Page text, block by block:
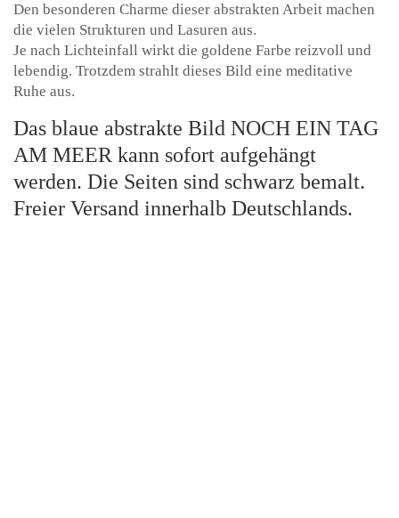
Den besonderen Charme dieser abstrakten Arbeit machen
die vielen Strukturen und Lasuren aus.
Je nach Lichteinfall wirkt die goldene Farbe reizvoll und
lebendig. Trotzdem strahlt dieses Bild eine meditative
Ruhe aus.
Das blaue abstrakte Bild NOCH EIN TAG
AM MEER kann sofort aufgehängt
werden. Die Seiten sind schwarz bemalt.
Freier Versand innerhalb Deutschlands.